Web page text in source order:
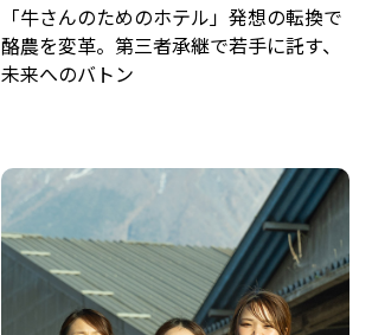
「牛さんのためのホテル」発想の転換で
酪農を変革。第三者承継で若手に託す、
未来へのバトン